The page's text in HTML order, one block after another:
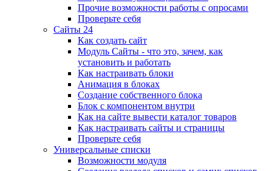
Прочие возможности работы с опросами
Проверьте себя
Сайты 24
Как создать сайт
Модуль Сайты - что это, зачем, как
установить и работать
Как настраивать блоки
Анимация в блоках
Создание собственного блока
Блок с компонентом внутри
Как на сайте вывести каталог товаров
Как настраивать сайты и страницы
Проверьте себя
Универсальные списки
Возможности модуля